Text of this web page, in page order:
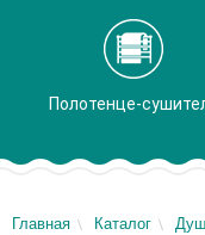
Полотенце-
Главная Каталог